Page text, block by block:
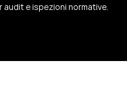
e ispezioni normative.